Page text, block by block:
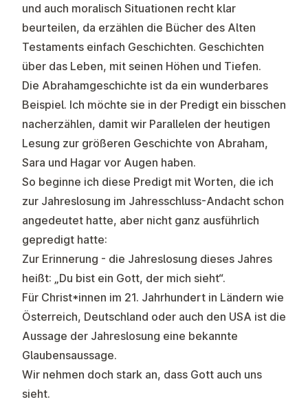
und auch moralisch Situationen recht klar
beurteilen, da erzählen die Bücher des Alten
Testaments einfach Geschichten. Geschichten
über das Leben, mit seinen Höhen und Tiefen.
Die Abrahamgeschichte ist da ein wunderbares
Beispiel. Ich möchte sie in der Predigt ein bisschen
nacherzählen, damit wir Parallelen der heutigen
Lesung zur größeren Geschichte von Abraham,
Sara und Hagar vor Augen haben.
So beginne ich diese Predigt mit Worten, die ich
zur Jahreslosung im Jahresschluss-Andacht schon
angedeutet hatte, aber nicht ganz ausführlich
gepredigt hatte:
Zur Erinnerung - die Jahreslosung dieses Jahres
heißt: „Du bist ein Gott, der mich sieht“.
Für Christ*innen im 21. Jahrhundert in Ländern wie
Österreich, Deutschland oder auch den USA ist die
Aussage der Jahreslosung eine bekannte
Glaubensaussage.
Wir nehmen doch stark an, dass Gott auch uns
sieht.